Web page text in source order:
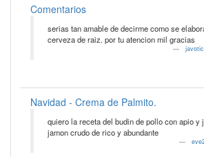
Comentarios
serias tan amable de decirme como se
cerveza de raiz. por tu atencion mil gracias
Navidad - Crema de Palmito.
quiero la receta del budin de pollo con apio y
jamon crudo de rico y abundante